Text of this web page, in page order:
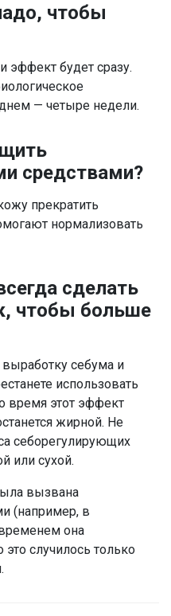
чтобы
эффект будет сразу.
— четыре недели.
средствами?
прекратить
нормализовать
сделать
чтобы больше
себума и
использовать
время этот эффект
жирной. Не
себорегулирующих
или сухой.
вызвана
(например, в
она
случилось только